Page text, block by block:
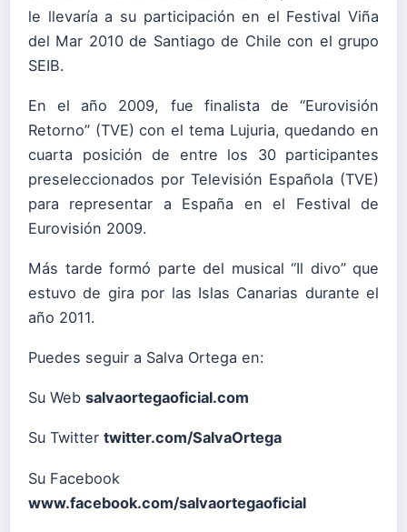
le llevaría a su participación en el Festival Viña
del Mar 2010 de Santiago de Chile con el grupo
SEIB.
En el año 2009, fue finalista de “Eurovisión
Retorno” (TVE) con el tema Lujuria, quedando en
cuarta posición de entre los 30 participantes
preseleccionados por Televisión Española (TVE)
para representar a España en el Festival de
Eurovisión 2009.
Más tarde formó parte del musical “Il divo” que
estuvo de gira por las Islas Canarias durante el
año 2011.
Puedes seguir a Salva Ortega en:
Su Web salvaortegaoficial.com
Su Twitter twitter.com/SalvaOrtega
Su Facebook
www.facebook.com/salvaortegaoficial